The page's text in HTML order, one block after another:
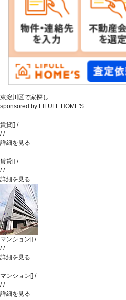
東淀川区で家探し
sponsored by LIFULL HOME'S
賃貸[] /
//
詳細を見る
賃貸[] /
//
詳細を見る
マンション [] /
//
詳細を見る
マンション [] /
//
詳細を見る